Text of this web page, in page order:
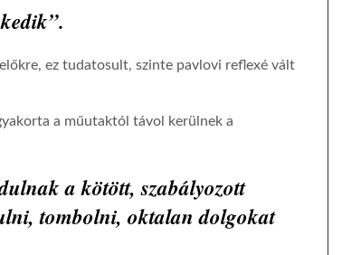
ez tudatosult, szinte pavlovi reflexé vált
a műutaktól távol kerülnek a
a kötött, szabályozott
tombolni, oktalan dolgokat